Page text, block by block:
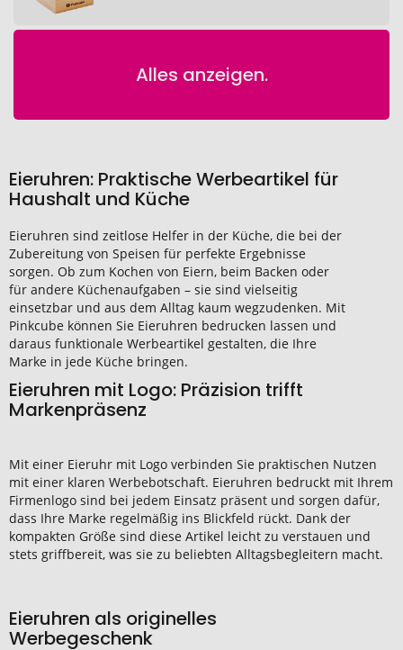
Alles anzeigen.
Eieruhren: Praktische Werbeartikel für
Haushalt und Küche
Eieruhren sind zeitlose Helfer in der Küche, die bei der
Zubereitung von Speisen für perfekte Ergebnisse
sorgen. Ob zum Kochen von Eiern, beim Backen oder
für andere Küchenaufgaben – sie sind vielseitig
einsetzbar und aus dem Alltag kaum wegzudenken. Mit
Pinkcube können Sie Eieruhren bedrucken lassen und
daraus funktionale Werbeartikel gestalten, die Ihre
Marke in jede Küche bringen.
Eieruhren mit Logo: Präzision trifft
Markenpräsenz
Mit einer Eieruhr mit Logo verbinden Sie praktischen Nutzen
mit einer klaren Werbebotschaft. Eieruhren bedruckt mit Ihrem
Firmenlogo sind bei jedem Einsatz präsent und sorgen dafür,
dass Ihre Marke regelmäßig ins Blickfeld rückt. Dank der
kompakten Größe sind diese Artikel leicht zu verstauen und
stets griffbereit, was sie zu beliebten Alltagsbegleitern macht.
Eieruhren als originelles
Werbegeschenk